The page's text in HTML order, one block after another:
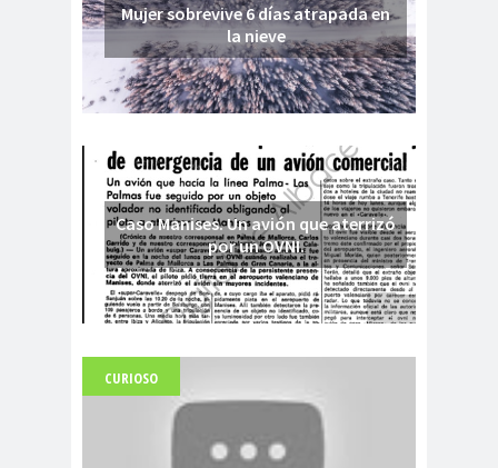
Mujer sobrevive 6 días atrapada en
la nieve
Caso Manises. Un avión que aterrizó
por un OVNI.
Fuerte abandonado del siglo XIX
CURIOSO